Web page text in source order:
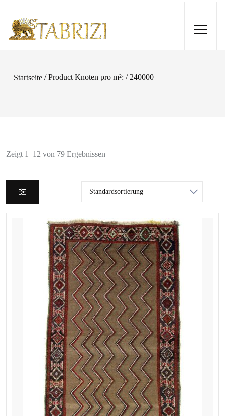
Startseite / Product Knoten pro m²: / 240000
Zeigt 1–12 von 79 Ergebnissen